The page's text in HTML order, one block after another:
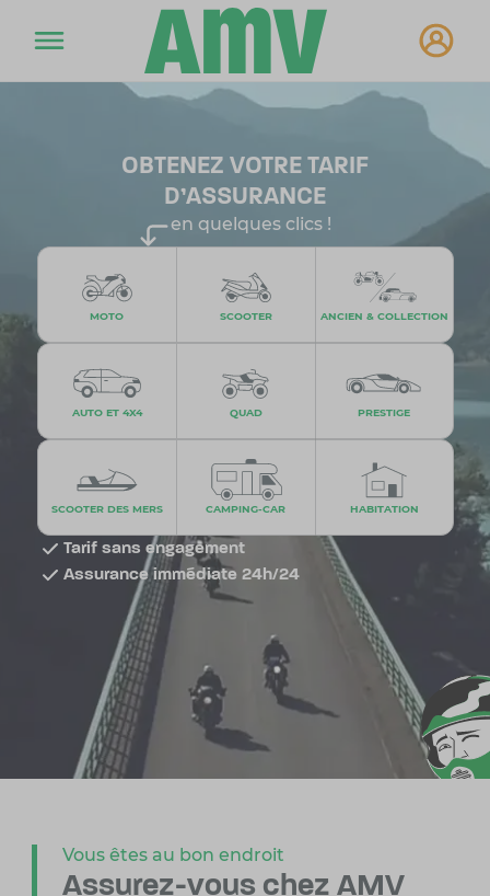
OBTENEZ VOTRE TARIF
D'ASSURANCE
en quelques clics !
MOTO SCOOTER ANCIEN & COLLECTION
AUTO ET 4X4 QUAD PRESTIGE
SCOOTER DES MERS CAMPING-CAR HABITATION
Tarif sans engagement
Assurance immédiate 24h/24
Vous êtes au bon endroit
Assurez-vous chez AMV